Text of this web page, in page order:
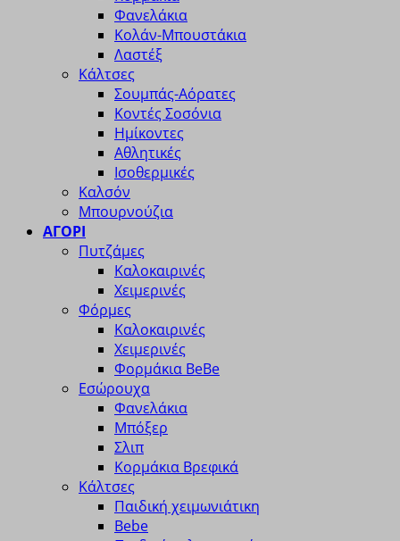
Φανελάκια
Κολάν-Μπουστάκια
Λαστέξ
Κάλτσες
Σουμπάς-Αόρατες
Κοντές Σοσόνια
Ημίκοντες
Αθλητικές
Ισοθερμικές
Καλσόν
Μπουρνούζια
ΑΓΟΡΙ
Πυτζάμες
Καλοκαιρινές
Χειμερινές
Φόρμες
Καλοκαιρινές
Χειμερινές
Φορμάκια BeBe
Εσώρουχα
Φανελάκια
Μπόξερ
Σλιπ
Κορμάκια Βρεφικά
Κάλτσες
Παιδική χειμωνιάτικη
Bebe